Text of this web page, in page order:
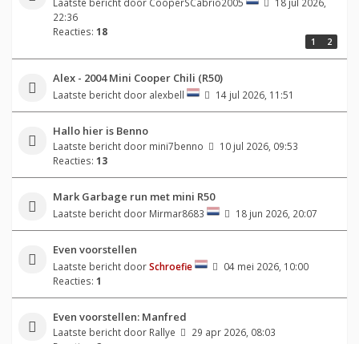
22:36
Reacties: 18
1 2
Alex - 2004 Mini Cooper Chili (R50)
Laatste bericht door alexbell 14 jul 2026, 11:51
Hallo hier is Benno
Laatste bericht door mini7benno
10 jul 2026, 09:53
Reacties: 13
Mark Garbage run met mini R50
Laatste bericht door Mirmar8683 18 jun 2026, 20:07
Even voorstellen
Laatste bericht doorSchroefie
04 mei 2026, 10:00
Reacties: 1
Even voorstellen: Manfred
Laatste bericht door Rallye
29 apr 2026, 08:03